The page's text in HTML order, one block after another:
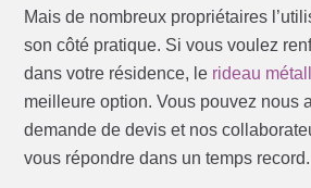
Mais de nombreux propriétaires
son côté pratique. Si vous voulez
dans votre résidence, le rideau
meilleure option. Vous pouvez nous
demande de devis et nos
vous répondre dans un temps record.